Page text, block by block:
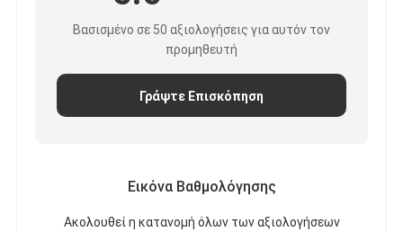
Βασισμένο σε 50 αξιολογήσεις για αυτόν τον
προμηθευτή
Γράψτε Επισκόπηση
Εικόνα Βαθμολόγησης
Ακολουθεί η κατανομή όλων των αξιολογήσεων